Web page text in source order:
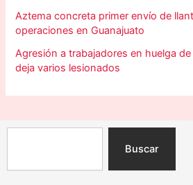
Aztema concreta primer envío de
operaciones en Guanajuato
Agresión a trabajadores en huelga
deja varios lesionados
Buscar